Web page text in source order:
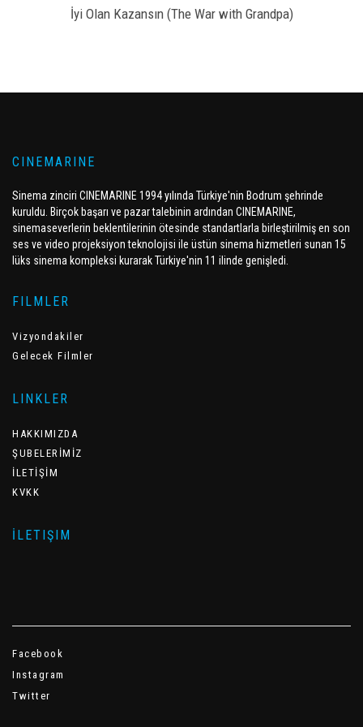
İyi Olan Kazansın (The War with Grandpa)
CINEMARINE
Sinema zinciri CINEMARINE 1994 yılında Türkiye'nin Bodrum şehrinde
kuruldu. Birçok başarı ve pazar talebinin ardından CINEMARINE,
sinemaseverlerin beklentilerinin ötesinde standartlarla birleştirilmiş en son
ses ve video projeksiyon teknolojisi ile üstün sinema hizmetleri sunan 15
lüks sinema kompleksi kurarak Türkiye'nin 11 ilinde genişledi.
FILMLER
Vizyondakiler
Gelecek Filmler
LINKLER
HAKKIMIZDA
ŞUBELERİMİZ
İLETİŞİM
KVKK
İLETIŞIM
Facebook
Instagram
Twitter